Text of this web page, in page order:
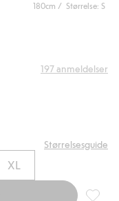
180cm / Størrelse: S
197anmeldelser
Størrelsesguide
XL